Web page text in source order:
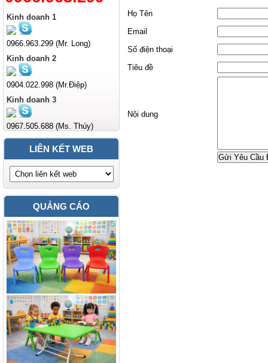
Kinh doanh 1
0966.963.299 (Mr. Long)
Kinh doanh 2
0904.022.998 (Mr.Điệp)
Kinh doanh 3
0967.505.688 (Ms. Thúy)
LIÊN KẾT WEB
QUẢNG CÁO
Họ Tên
Email
Số điện thoại
Tiêu đề
Nội dung
Gửi Yêu Cầu